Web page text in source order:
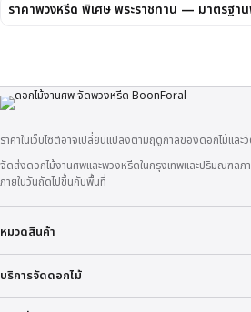
ราคาพวงหรีด พิเศษ พระราชทาน — มาตรฐา
ราคาในเว็บไซต์อาจเปลี่ยนแปลงตามฤดูกาลของดอกไม้แ
จัดส่งดอกไม้งานศพและพวงหรีดในกรุงเทพและปริมณฑลภ
ภายในวันถัดไปขึ้นกับพื้นที่
หมวดสินค้า
บริการจัดดอกไม้